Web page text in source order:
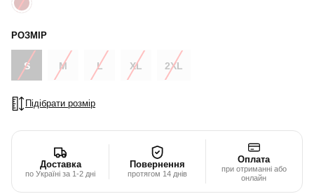
РОЗМІР
S M L XL 2XL
Підібрати розмір
Доставка
по Україні за 1-2 дні
Повернення
протягом 14 днів
Оплата
при отриманні або
онлайн